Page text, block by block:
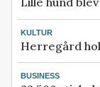
KULTUR
Herregård
BUSINESS